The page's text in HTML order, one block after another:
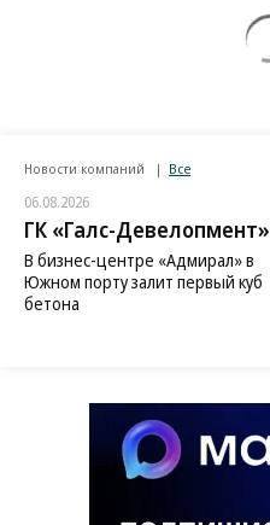
Новости компаний Все
06.08.2026
ГК «Галс-Девелопмент»
В бизнес-центре «Адмирал» в
Южном порту залит первый куб
бетона